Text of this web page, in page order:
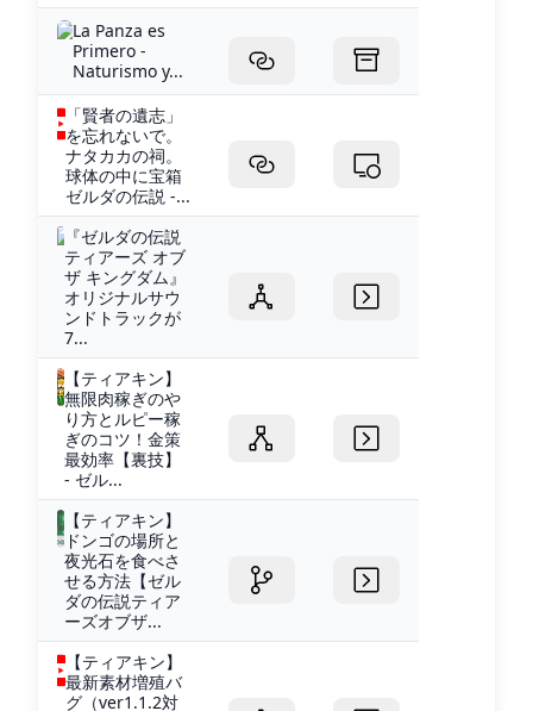
La Panza es
Primero -
Naturismo y...
「賢者の遺志」
を忘れないで。
ナタカカの祠。
球体の中に宝箱
ゼルダの伝説 -...
『ゼルダの伝説
ティアーズ オブ
ザ キングダム』
オリジナルサウ
ンドトラックが
7...
【ティアキン】
無限肉稼ぎのや
り方とルピー稼
ぎのコツ！金策
最効率【裏技】
- ゼル...
【ティアキン】
ドンゴの場所と
夜光石を食べさ
せる方法【ゼル
ダの伝説ティア
ーズオブザ...
【ティアキン】
最新素材増殖バ
グ（ver1.1.2対